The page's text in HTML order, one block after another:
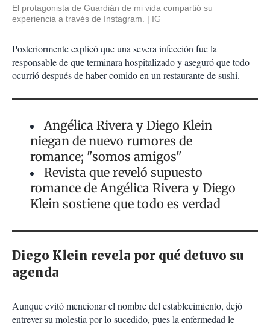
El protagonista de Guardián de mi vida compartió su
experiencia a través de Instagram.
IG
Posteriormente explicó que una severa infección fue la
responsable de que terminara hospitalizado y aseguró que todo
ocurrió después de haber comido en un restaurante de sushi.
Angélica Rivera y Diego Klein
niegan de nuevo rumores de
romance; "somos amigos"
Revista que reveló supuesto
romance de Angélica Rivera y Diego
Klein sostiene que todo es verdad
Diego Klein revela por qué detuvo su
agenda
Aunque evitó mencionar el nombre del establecimiento, dejó
entrever su molestia por lo sucedido, pues la enfermedad le